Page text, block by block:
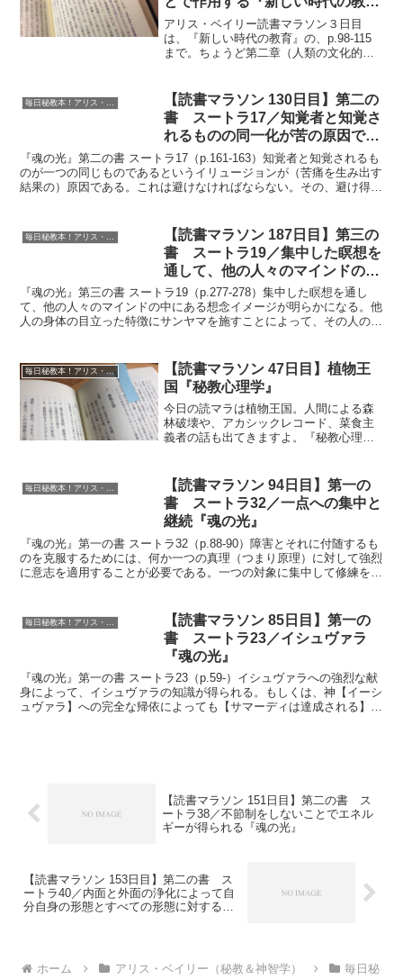
育』
アリス・ベイリー読書マラソン３日目
は、『新しい時代の教育』の、p.98-115
まで。ちょうど第二章（人類の文化的な
て書かれています。『新しい時代の教
育』p.98-115...
【読書マラソン 130日目】第二の
書 スートラ17／知覚者と知覚さ
れるものの同一化が苦の原因であ
る『魂の光』
『魂の光』第二の書 スートラ17（p.161-163）知覚者と知覚されるも
のが一つの同じものであるというイリュージョンが（苦痛を生み出す
結果の）原因である。これは避けなければならない。その、避け得る
【読書マラソン 187日目】第三の
書 スートラ19／集中した瞑想を
通して、他の人々のマインドの中
にある想念イメージが明らかにな
る『魂の光』
『魂の光』第三の書 スートラ19（p.277-278）集中した瞑想を通し
て、他の人々のマインドの中にある想念イメージが明らかになる。他
人の身体の目立った特徴にサンヤマを施すことによって、その人の想
毎日秘教本！アリス・ベイリー読書マラソン
【読書マラソン 47日目】植物王
国『秘教心理学』
今日の読マラは植物王国。人間による森
林破壊や、アカシックレコード、菜食主
義者の話も出てきますよ。『秘教心理
点集中した瞑想によって、全元素を支配
することができる...
【読書マラソン 94日目】第一の
書 スートラ32／一点への集中と
継続『魂の光』
『魂の光』第一の書 スートラ32（p.88-90）障害とそれに付随するも
のを克服するためには、何か一つの真理（つまり原理）に対して強烈
に意志を適用することが必要である。一つの対象に集中して修練を行
【読書マラソン 85日目】第一の
書 スートラ23／イシュヴァラ
『魂の光』
『魂の光』第一の書 スートラ23（p.59-）イシュヴァラへの強烈な献
身によって、イシュヴァラの知識が得られる。もしくは、神【イーシ
ュヴァラ】への完全な帰依によっても【サマーディは達成される】。
【読書マラソン 151日目】第二の書 ス
ートラ38／不節制をしないことでエネル
ギーが得られる『魂の光』
【読書マラソン 153日目】第二の書 ス
ートラ40／内面と外面の浄化によって自
分自身の形態とすべての形態に対する嫌
ホーム アリス・ベイリー（秘教＆神智学） 毎日秘